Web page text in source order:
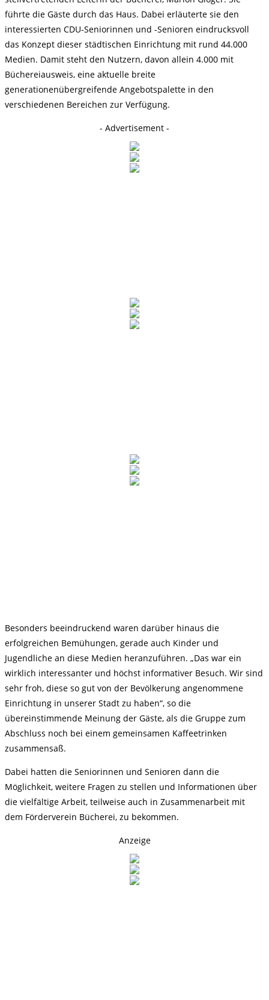
führte die Gäste durch das Haus. Dabei erläuterte sie den
interessierten CDU-Seniorinnen und -Senioren eindrucksvoll
das Konzept dieser städtischen Einrichtung mit rund 44.000
Medien. Damit steht den Nutzern, davon allein 4.000 mit
Büchereiausweis, eine aktuelle breite
generationenübergreifende Angebotspalette in den
verschiedenen Bereichen zur Verfügung.
- Advertisement -
Besonders beeindruckend waren darüber hinaus die
erfolgreichen Bemühungen, gerade auch Kinder und
Jugendliche an diese Medien heranzuführen. „Das war ein
wirklich interessanter und höchst informativer Besuch. Wir sind
sehr froh, diese so gut von der Bevölkerung angenommene
Einrichtung in unserer Stadt zu haben“, so die
übereinstimmende Meinung der Gäste, als die Gruppe zum
Abschluss noch bei einem gemeinsamen Kaffeetrinken
zusammensaß.
Dabei hatten die Seniorinnen und Senioren dann die
Möglichkeit, weitere Fragen zu stellen und Informationen über
die vielfältige Arbeit, teilweise auch in Zusammenarbeit mit
dem Förderverein Bücherei, zu bekommen.
Anzeige